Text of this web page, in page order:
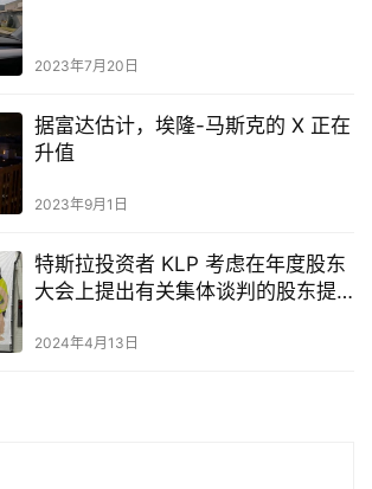
2023年7月20日
据富达估计，埃隆-马斯克的 X 正在
升值
2023年9月1日
特斯拉投资者 KLP 考虑在年度股东
大会上提出有关集体谈判的股东提
2024年4月13日